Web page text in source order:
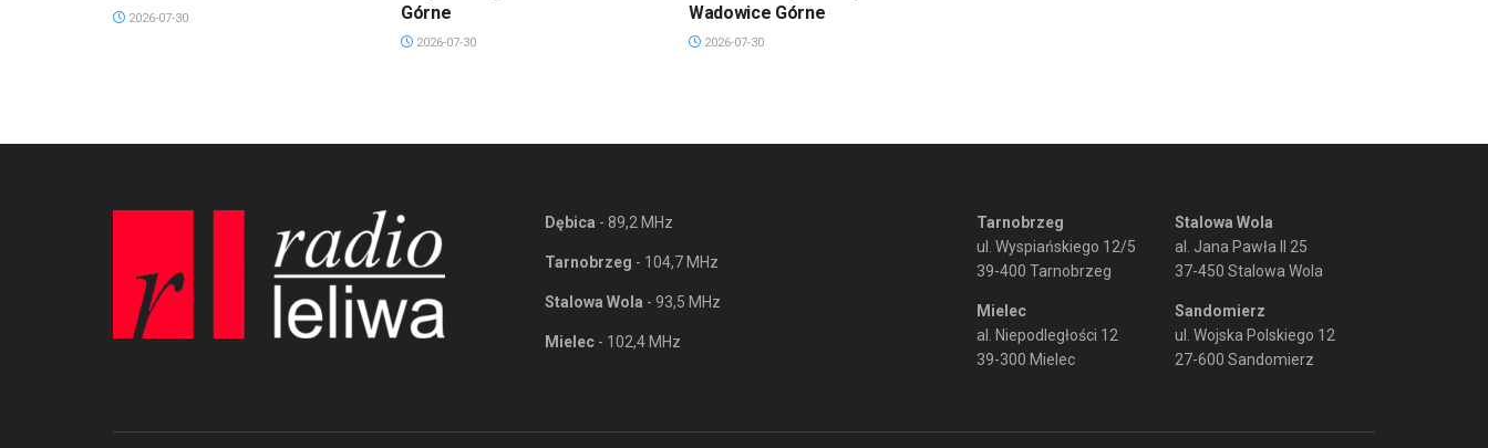
2026-07-30
Górne
2026-07-30
Wadowice Górne
2026-07-30
Dębica - 89,2 MHz
Tarnobrzeg - 104,7 MHz
Stalowa Wola - 93,5 MHz
Mielec - 102,4 MHz
Tarnobrzeg
ul. Wyspiańskiego 12/5
39-400 Tarnobrzeg
Mielec
al. Niepodległości 12
39-300 Mielec
Stalowa Wola
al. Jana Pawła II 25
37-450 Stalowa Wola
Sandomierz
ul. Wojska Polskiego 12
27-600 Sandomierz